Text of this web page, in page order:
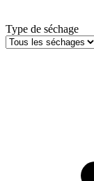
Type de séchage